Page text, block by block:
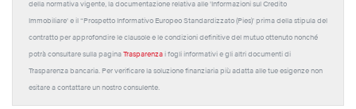
della normativa vigente, la documentazione relativa alle 'Informazioni sul Credito
Immobiliare' e il “Prospetto Informativo Europeo Standardizzato (Pies)' prima della stipula del
contratto per approfondire le clausole e le condizioni definitive del mutuo ottenuto nonché
potrà consultare sulla pagina Trasparenza i fogli informativi e gli altri documenti di
Trasparenza bancaria. Per verificare la soluzione finanziaria più adatta alle tue esigenze non
esitare a contattare un nostro consulente.